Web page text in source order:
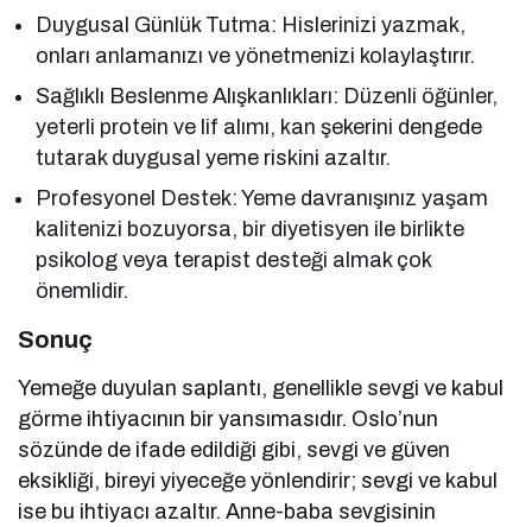
Duygusal Günlük Tutma: Hislerinizi yazmak,
onları anlamanızı ve yönetmenizi kolaylaştırır.
Sağlıklı Beslenme Alışkanlıkları: Düzenli öğünler,
yeterli protein ve lif alımı, kan şekerini dengede
tutarak duygusal yeme riskini azaltır.
Profesyonel Destek: Yeme davranışınız yaşam
kalitenizi bozuyorsa, bir diyetisyen ile birlikte
psikolog veya terapist desteği almak çok
önemlidir.
Sonuç
Yemeğe duyulan saplantı, genellikle sevgi ve kabul
görme ihtiyacının bir yansımasıdır. Oslo’nun
sözünde de ifade edildiği gibi, sevgi ve güven
eksikliği, bireyi yiyeceğe yönlendirir; sevgi ve kabul
ise bu ihtiyacı azaltır. Anne-baba sevgisinin